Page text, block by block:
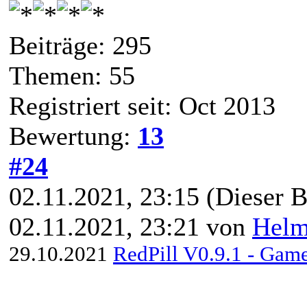
Beiträge: 295
Themen: 55
Registriert seit: Oct 2013
Bewertung: 13
#24
02.11.2021, 23:15 (Dieser
02.11.2021, 23:21 von
29.10.2021 RedPill V0.9.1 -